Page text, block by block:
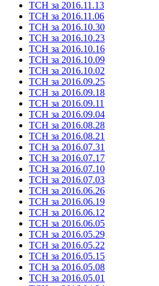
ТСН за 2016.11.13
ТСН за 2016.11.06
ТСН за 2016.10.30
ТСН за 2016.10.23
ТСН за 2016.10.16
ТСН за 2016.10.09
ТСН за 2016.10.02
ТСН за 2016.09.25
ТСН за 2016.09.18
ТСН за 2016.09.11
ТСН за 2016.09.04
ТСН за 2016.08.28
ТСН за 2016.08.21
ТСН за 2016.07.31
ТСН за 2016.07.17
ТСН за 2016.07.10
ТСН за 2016.07.03
ТСН за 2016.06.26
ТСН за 2016.06.19
ТСН за 2016.06.12
ТСН за 2016.06.05
ТСН за 2016.05.29
ТСН за 2016.05.22
ТСН за 2016.05.15
ТСН за 2016.05.08
ТСН за 2016.05.01